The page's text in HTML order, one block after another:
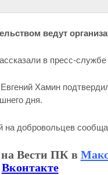
ведут
в пресс-
Хамин
дня.
добровольцев
Вести ПК в
Вконтакте